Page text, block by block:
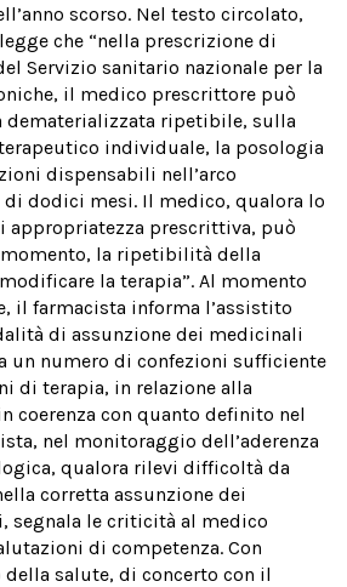
scorso. Nel testo circolato,
che “nella prescrizione di
Servizio sanitario nazionale per la
il medico prescrittore può
dematerializzata ripetibile, sulla
individuale, la posologia
dispensabili nell’arco
dodici mesi. Il medico, qualora lo
appropriatezza prescrittiva, può
la ripetibilità della
la terapia”. Al momento
il farmacista informa l’assistito
di assunzione dei medicinali
un numero di confezioni sufficiente
di terapia, in relazione alla
coerenza con quanto definito nel
nel monitoraggio dell’aderenza
qualora rilevi difficoltà da
corretta assunzione dei
segnala le criticità al medico
di competenza. Con
salute, di concerto con il